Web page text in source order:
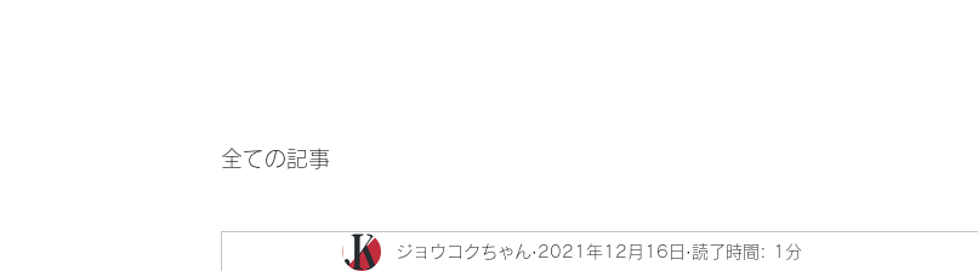
全ての記事
ジョウコクちゃん 2021年12月16日 読了時間: 1分